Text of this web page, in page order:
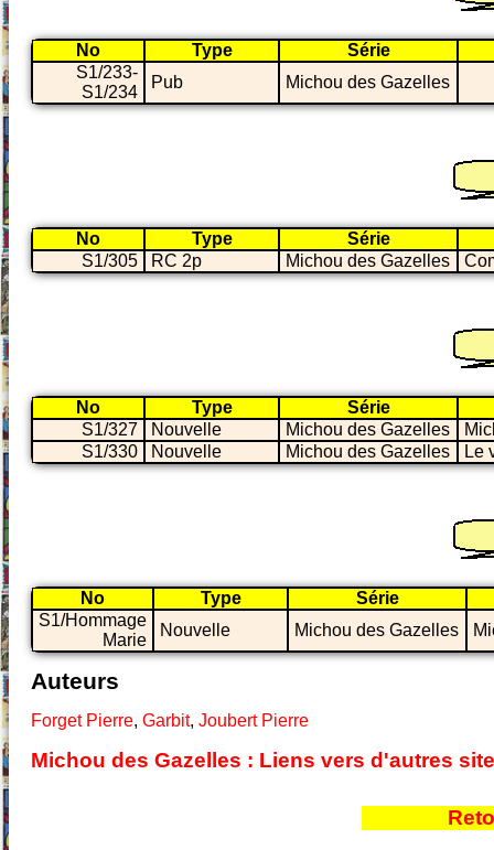
No Type
Série
S1/233-
S1/234
Pub Michou des Gazelles
No Type
Série
S1/305
RC 2p Michou des Gazelles
No Type
Série
S1/327
Nouvelle Michou des Gazelles
S1/330
Nouvelle Michou des Gazelles Le
No Type
Série
S1/Hommage
Marie
Nouvelle Michou des Gazelles
Auteurs
Forget Pierre, Garbit, Joubert Pierre
Michou des Gazelles : Liens vers d'autres